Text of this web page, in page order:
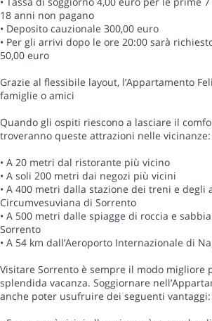
18 anni non pagano
• Deposito cauzionale 300,00 euro
• Per gli arrivi dopo le ore 20:00 sarà
50,00 euro
Grazie al flessibile layout, l’Appartamento
famiglie o amici
Quando gli ospiti riescono a lasciare il
troveranno queste attrazioni nelle vicinanze:
• A 20 metri dal ristorante più vicino
• A soli 200 metri dai negozi più vicini
• A 400 metri dalla stazione dei treni e degli
Circumvesuviana di Sorrento
• A 500 metri dalle spiagge di roccia e
Sorrento
• A 54 km dall’Aeroporto Internazionale di
Visitare Sorrento è sempre il modo migliore
splendida vacanza. Soggiornare
anche poter usufruire dei seguenti vantaggi: